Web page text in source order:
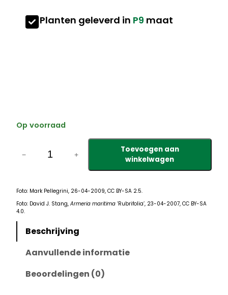
Planten geleverd in P9 maat
Op voorraad
r
i
a
a
− +
Toevoegen aan
winkelwagen
Foto: Mark Pellegrini, 26-04-2009, CC BY-SA 2.5.
Foto: David J. Stang, Armeria maritima ‘Rubrifolia’, 23-04-2007, CC BY-SA
4.0.
Beschrijving
Aanvullende informatie
Beoordelingen (0)